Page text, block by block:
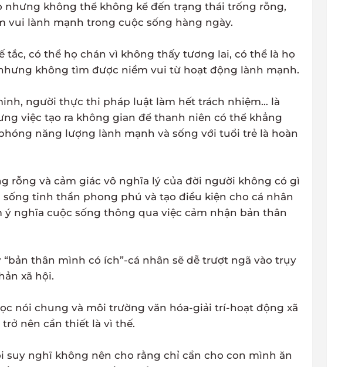
nhưng không thể không kể đến trạng thái trống rỗng,
vui lành mạnh trong cuộc sống hàng ngày.
tắc, có thể họ chán vì không thấy tương lai, có thể là họ
không tìm được niềm vui từ hoạt động lành mạnh.
người thực thi pháp luật làm hết trách nhiệm… là
việc tạo ra không gian để thanh niên có thể khẳng
năng lượng lành mạnh và sống với tuổi trẻ là hoàn
rỗng và cảm giác vô nghĩa lý của đời người không có gì
sống tinh thần phong phú và tạo điều kiện cho cá nhân
nghĩa cuộc sống thông qua việc cảm nhận bản thân
thân mình có ích”-cá nhân sẽ dễ trượt ngã vào trụy
xã hội.
nói chung và môi trường văn hóa-giải trí-hoạt động xã
nên cần thiết là vì thế.
suy nghĩ không nên cho rằng chỉ cần cho con mình ăn